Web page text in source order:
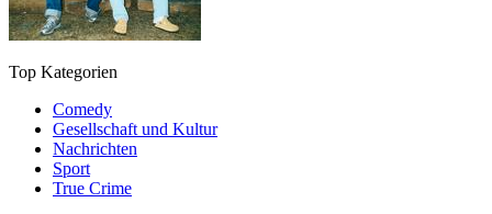
Top Kategorien
Comedy
Gesellschaft und Kultur
Nachrichten
Sport
True Crime